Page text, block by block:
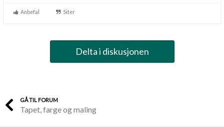
Anbefal Siter
Delta i diskusjonen
GÅ TIL FORUM
Tapet, farge og maling